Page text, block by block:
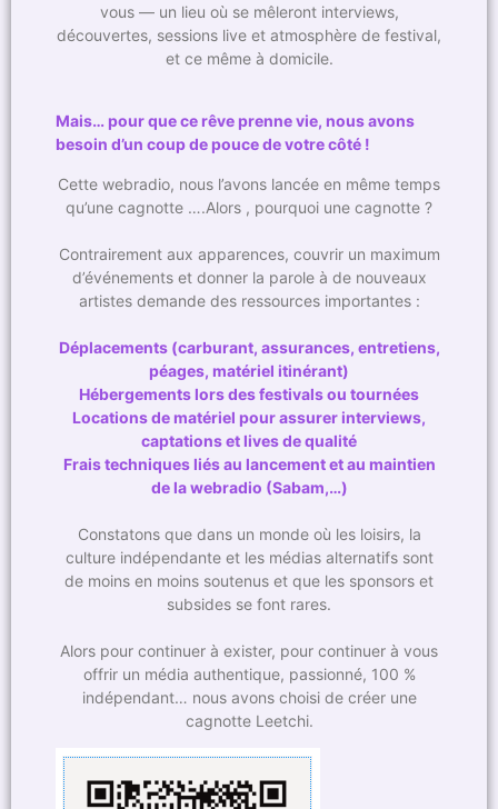
vous — un lieu où se mêleront interviews,
découvertes, sessions live et atmosphère de festival,
et ce même à domicile.
Mais… pour que ce rêve prenne vie, nous avons
besoin d’un coup de pouce de votre côté !
Cette webradio, nous l’avons lancée en même temps
qu’une cagnotte ….Alors , pourquoi une cagnotte ?
Contrairement aux apparences, couvrir un maximum
d’événements et donner la parole à de nouveaux
artistes demande des ressources importantes :
Déplacements (carburant, assurances, entretiens,
péages, matériel itinérant)
Hébergements lors des festivals ou tournées
Locations de matériel pour assurer interviews,
captations et lives de qualité
Frais techniques liés au lancement et au maintien
de la webradio (Sabam,…)
Constatons que dans un monde où les loisirs, la
culture indépendante et les médias alternatifs sont
de moins en moins soutenus et que les sponsors et
subsides se font rares.
Alors pour continuer à exister, pour continuer à vous
offrir un média authentique, passionné, 100 %
indépendant… nous avons choisi de créer une
cagnotte Leetchi.